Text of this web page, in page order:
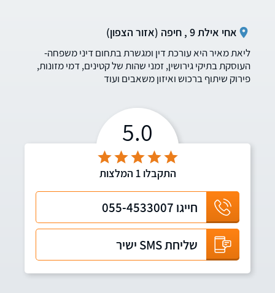
אחי אילת 9 , חיפה (אזור הצפון)
ליאת מאיר היא עורכת דין ומגשרת בתחום דיני משפחה-
העוסקת בתיקי גירושין, זמני שהות של קטינים, דמי מזונות,
פירוק שיתוף ברכוש ואיזון משאבים ועוד
5.0
התקבלו1 המלצות
חייגו 055-4533007
שליחת SMS ישיר